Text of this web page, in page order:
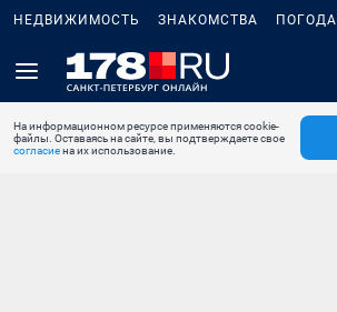
НЕДВИЖИМОСТЬ ЗНАКОМСТВА ПОГОДА
На информационном ресурсе применяются cookie-
файлы. Оставаясь на сайте, вы подтверждаете свое
согласиена их использование.